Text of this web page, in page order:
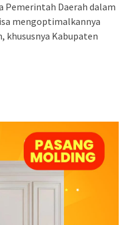
Pemerintah Daerah dalam
mengoptimalkannya
khususnya Kabupaten